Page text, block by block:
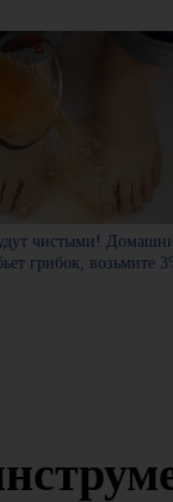
чистыми!
грибок, возьмите